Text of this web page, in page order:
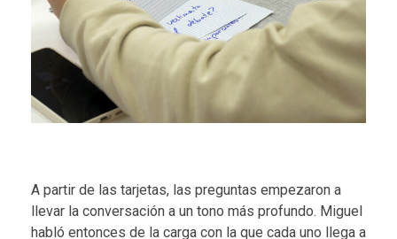
A partir de las tarjetas, las preguntas empezaron a
llevar la conversación a un tono más profundo. Miguel
habló entonces de la carga con la que cada uno llega a